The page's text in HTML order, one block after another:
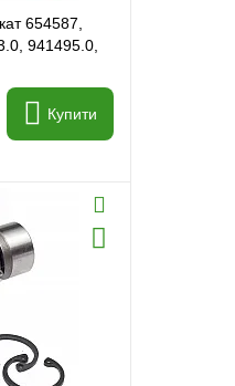
654587,
941495.0,
Купити